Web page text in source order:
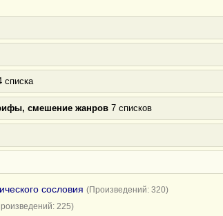
списка
смешение жанров 7 списков
сословия (Произведений: 320)
225)